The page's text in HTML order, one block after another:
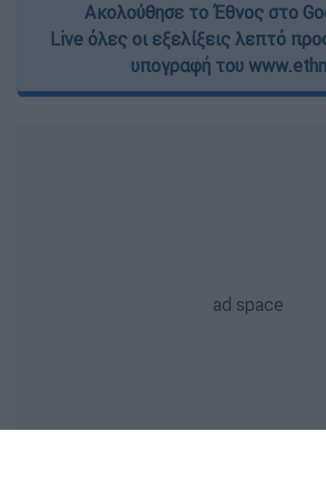
Ακολούθησε το Έθνος στο
Live όλες οι εξελίξεις λεπτό
υπογραφή του